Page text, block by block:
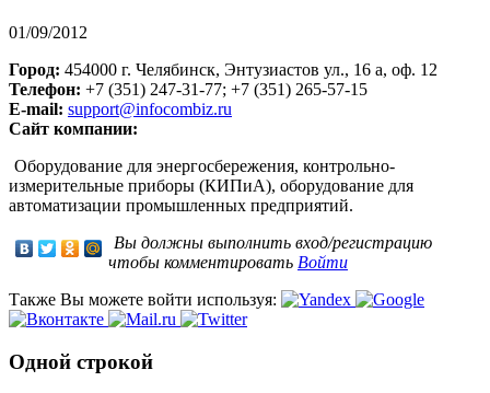
01/09/2012
Город: 454000 г. Челябинск, Энтузиастов ул., 16 а, оф. 12
Телефон: +7 (351) 247-31-77; +7 (351) 265-57-15
E-mail: support@infocombiz.ru
Сайт компании:
Оборудование для энергосбережения, контрольно-
измерительные приборы (КИПиА), оборудование для
автоматизации промышленных предприятий.
Вы должны выполнить вход/регистрацию
чтобы комментировать Войти
Также Вы можете войти используя:
Одной строкой